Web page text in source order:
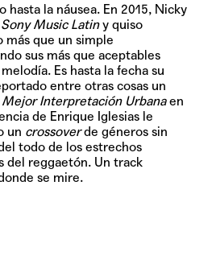
hasta la náusea. En 2015, Nicky
Sony Music Latiny quiso
más que un simple
sus más que aceptables
Es hasta la fecha su
entre otras cosas un
Mejor Interpretación Urbanaen
de Enrique Iglesias le
un crossoverde géneros sin
todo de los estrechos
del reggaetón. Un track
se mire.